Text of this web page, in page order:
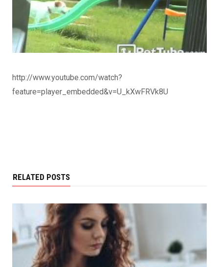
http://www.youtube.com/watch?
feature=player_embedded&v=U_kXwFRVk8U
RELATED POSTS